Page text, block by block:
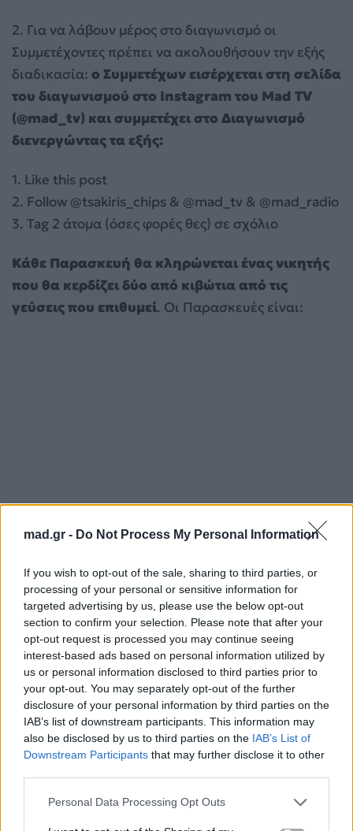
mad.gr - Do Not Process My Personal Information
If you wish to opt-out of the sale, sharing to third parties, or
processing of your personal or sensitive information for
targeted advertising by us, please use the below opt-out
section to confirm your selection. Please note that after your
opt-out request is processed you may continue seeing
interest-based ads based on personal information utilized by
us or personal information disclosed to third parties prior to
your opt-out. You may separately opt-out of the further
disclosure of your personal information by third parties on the
IAB’s list of downstream participants. This information may
also be disclosed by us to third parties on the IAB’s List of
Downstream Participants that may further disclose it to other
Personal Data Processing Opt Outs
2. Για να λάβουν μέρος στο διαγωνισμό οι
Συμμετέχοντες πρέπει να ακολουθήσουν την εξής
διαδικασία: ο Συμμετέχων εισέρχεται στη σελίδα
του διαγωνισμού στο Instagram του Mad TV
(@mad_tv) και συμμετέχει στο Διαγωνισμό
διενεργώντας τα εξής:
1. Like this post
2. Follow @tsakiris_chips & @mad_tv & @mad_radio
3. Tag 2 άτομα (όσες φορές θες) σε σχόλιο
Κάθε Παρασκευή θα κληρώνεται ένας νικητής
που θα κερδίζει δύο από κιβώτια από τις
γεύσεις που επιθυμεί. Οι Παρασκευές είναι:
1ος νικητής την Παρασκευή 14 Μαΐου
2ος νικητής την Παρασκευή 21 Μαΐου
3ος νικητής την Παρασκευή 28 Μαΐου
4ος νικητής την Παρασκευή 05 Ιουνίου
3. Η Διοργανώτρια εταιρία έχει το δικαίωμα να
επαληθεύσει την εγκυρότητα των συμμετοχών και
να αποκλείσει οποιονδήποτε Συμμετέχοντα
σύμφωνη με τους παρόντες όρους ή τυγχάνει